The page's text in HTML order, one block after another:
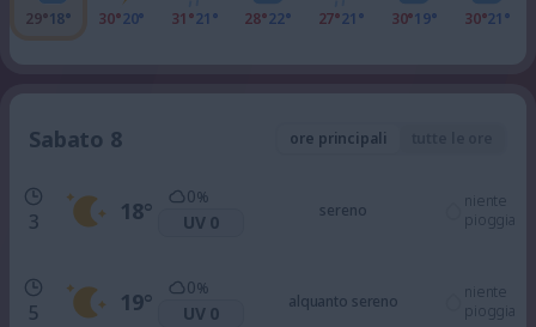
29°18° 30°20° 31°21° 28°22° 27°21° 30°19° 30°21°
Sabato 8 ore principali
3 18°
0%
UV 0
sereno
niente
pioggia
5 19°
0%
UV 0
alquanto sereno
niente
pioggia